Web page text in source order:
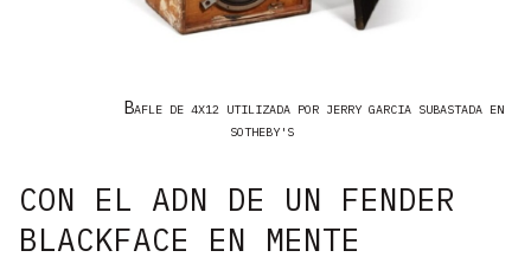
BAFLE DE 4X12 UTILIZADA POR JERRY GARCIA SUBASTADA EN
SOTHEBY'S
CON EL ADN DE UN FENDER
BLACKFACE EN MENTE